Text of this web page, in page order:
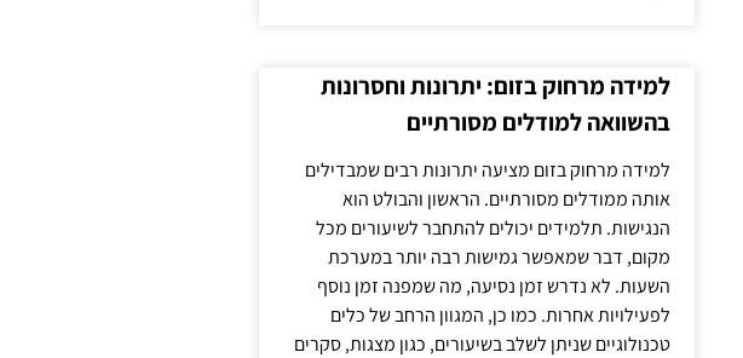
למידה מרחוק בזום: יתרונות וחסרונות
בהשוואה למודלים מסורתיים
למידה מרחוק בזום מציעה יתרונות רבים שמבדילים
אותה ממודלים מסורתיים. הראשון והבולט הוא
הנגישות. תלמידים יכולים להתחבר לשיעורים מכל
מקום, דבר שמאפשר גמישות רבה יותר במערכת
השעות. לא נדרש זמן נסיעה, מה שמפנה זמן נוסף
לפעילויות אחרות. כמו כן, המגוון הרחב של כלים
טכנולוגיים שניתן לשלב בשיעורים, כגון מצגות, סקרים